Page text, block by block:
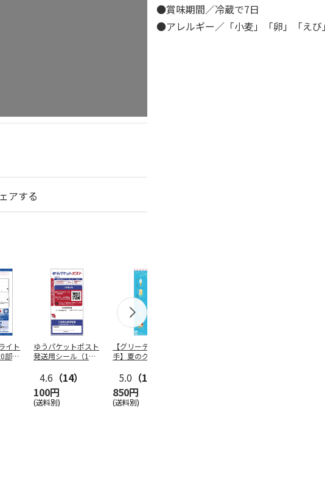
アする
イト
部セ
ゆうパケットポスト
発送用シール（1個
4.6 （14）
100円
(送料別)
【グリーティング切
手】夏のグリーティ
5.0 （10）
850円
(送料別)
●賞味期間／冷蔵で7日
●アレルギー／「小麦」「卵」「え